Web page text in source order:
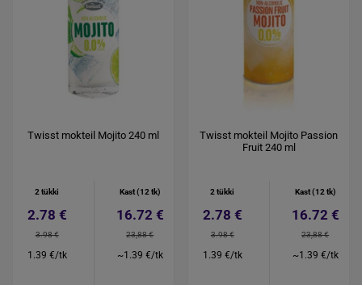
Twisst mokteil Mojito 240 ml
2 tükki
2.78 €
3.98 €
1.39 €/tk
Kast (12 tk)
16.72 €
23,88 €
~1.39 €/tk
Twisst mokteil Mojito Passion
Fruit 240 ml
2 tükki
2.78 €
3.98 €
1.39 €/tk
Kast (12 tk)
16.72 €
23,88 €
~1.39 €/tk